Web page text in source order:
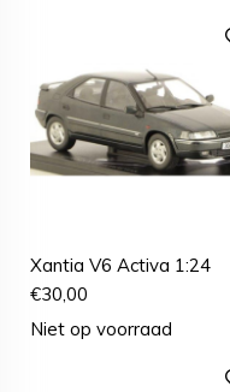
Xantia V6 Activa 1:24
€30,00
Niet op voorraad